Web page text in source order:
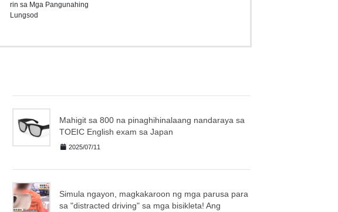
rin sa Mga Pangunahing
Lungsod
Mahigit sa 800 na pinaghihinalaang nandaraya sa
TOEIC English exam sa Japan
2025/07/11
Simula ngayon, magkakaroon ng mga parusa para
sa "distracted driving" sa mga bisikleta! Ang